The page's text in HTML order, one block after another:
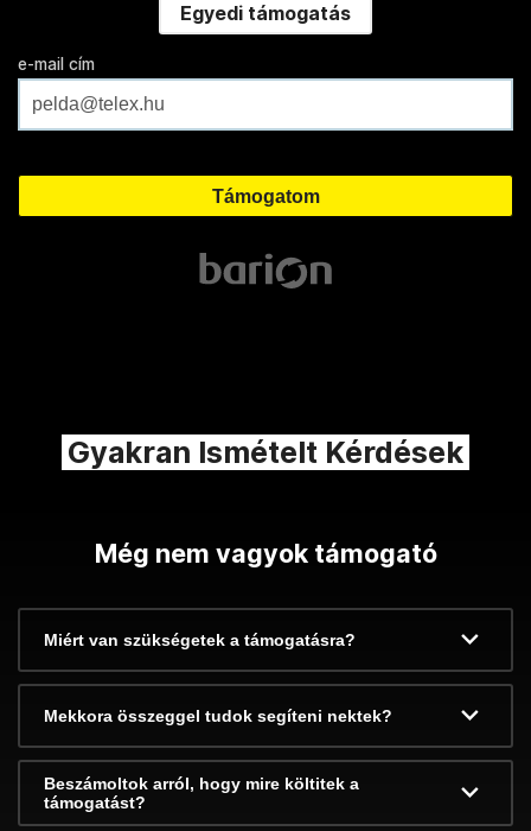
Egyedi támogatás
e-mail cím
Gyakran Ismételt Kérdések
Még nem vagyok támogató
Miért van szükségetek a támogatásra?
Mekkora összeggel tudok segíteni nektek?
Beszámoltok arról, hogy mire költitek a
támogatást?